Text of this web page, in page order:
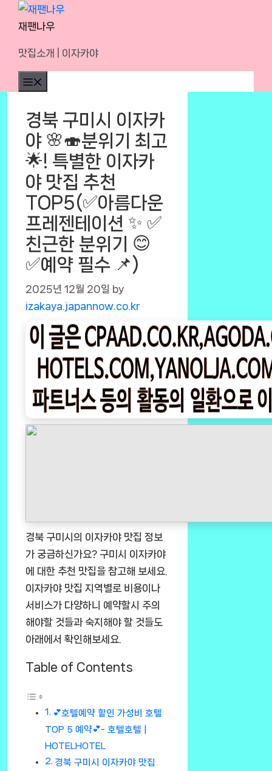
Skip
재팬나우
맛집소개 | 이자카야
경북 구미시 이자카
야 🌸🍣분위기 최고
🌟! 특별한 이자카
야 맛집 추천
TOP5(✅아름다운
프레젠테이션 ✨ ✅
친근한 분위기 😊
✅예약 필수 📌)
2025년 12월 20일 by
izakaya.japannow.co.kr
경북 구미시의 이자카야 맛집 정보
가 궁금하신가요? 구미시 이자카야
에 대한 추천 맛집을 참고해 보세요.
이자카야 맛집 지역별로 비용이나
서비스가 다양하니 예약할시 주의
해야할 것들과 숙지해야 할 것들도
아래에서 확인해보세요.
Table of Contents
💕호텔예약 할인 가성비 호텔
TOP 5 예약💕- 호텔호텔 |
HOTELHOTEL
경북 구미시 이자카야 맛집